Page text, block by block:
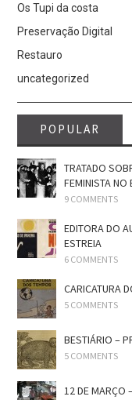
Os Tupi da costa
Preservação Digital
Restauro
uncategorized
POPULAR
TRATADO
FEMINISTA NO
9 COMMENTS
EDITORA DO
ESTREIA
6 COMMENTS
CARICATURA
5 COMMENTS
BESTIÁRIO –
5 COMMENTS
12 DE MARÇO